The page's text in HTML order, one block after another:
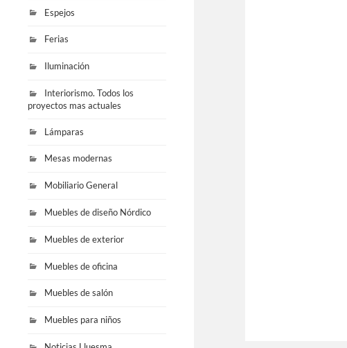
Espejos
Ferias
Iluminación
Interiorismo. Todos los
proyectos mas actuales
Lámparas
Mesas modernas
Mobiliario General
Muebles de diseño Nórdico
Muebles de exterior
Muebles de oficina
Muebles de salón
Muebles para niños